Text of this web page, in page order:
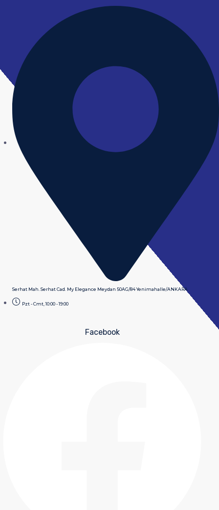
Serhat Mah. Serhat Cad. My Elegance Meydan 50AG/84 Yenimahalle/ANKARA
Pzt - Cmt, 10:00 - 19:00
Facebook